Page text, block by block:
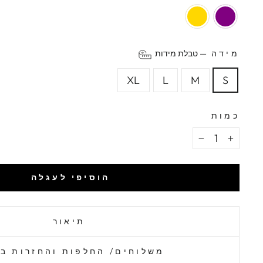
מידה — טבלת מידות
S
M
L
XL
כמות
− +
הוסיפי לעגלה
תיאור
משלוחים/ החלפות והחזרות